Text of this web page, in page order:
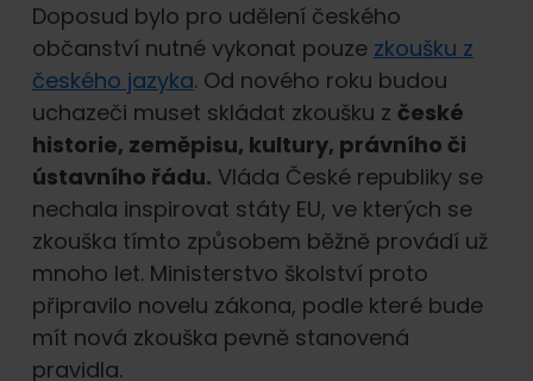
Doposud bylo pro udělení českého
občanství nutné vykonat pouze zkoušku z
českého jazyka. Od nového roku budou
uchazeči muset skládat zkoušku z české
historie, zeměpisu, kultury, právního či
ústavního řádu. Vláda České republiky se
nechala inspirovat státy EU, ve kterých se
zkouška tímto způsobem běžně provádí už
mnoho let. Ministerstvo školství proto
připravilo novelu zákona, podle které bude
mít nová zkouška pevně stanovená
pravidla.